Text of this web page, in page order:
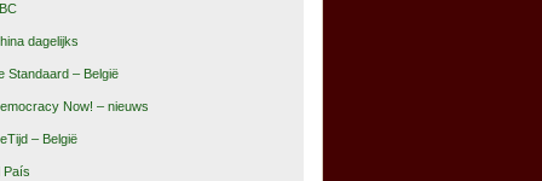
dagelijks
Standaard – België
Now! – nieuws
– België
País